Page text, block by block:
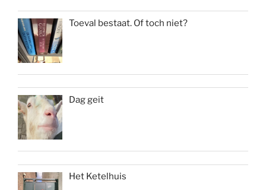
Toeval bestaat. Of toch niet?
Dag geit
Het Ketelhuis